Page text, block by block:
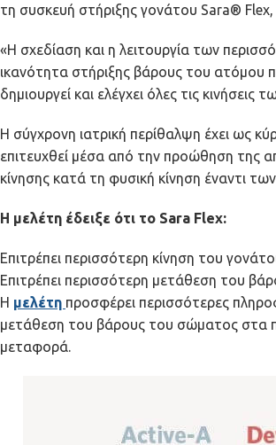
τη συσκευή στήριξης γονάτου Sara®
«Η σχεδίαση και η λειτουργία των
ικανότητα στήριξης βάρους του ατόμου
δημιουργεί και ελέγχει όλες τις
Η σύγχρονη ιατρική περίθαλψη έχει ως
επιτευχθεί μέσα από την προώθηση της
κίνησης κατά τη φυσική κίνηση έναντι
Η μελέτη έδειξε ότι το Sara Flex:
Επιτρέπει περισσότερη κίνηση του
Επιτρέπει περισσότερη μετάθεση του
Η μελέτη προσφέρει περισσότερες
μετάθεση του βάρους του σώματος στα
μεταφορά.